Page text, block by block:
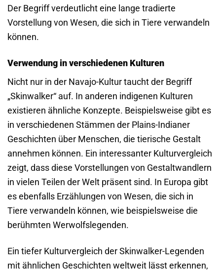
Der Begriff verdeutlicht eine lange tradierte
Vorstellung von Wesen, die sich in Tiere verwandeln
können.
Verwendung in verschiedenen Kulturen
Nicht nur in der Navajo-Kultur taucht der Begriff
„Skinwalker“ auf. In anderen indigenen Kulturen
existieren ähnliche Konzepte. Beispielsweise gibt es
in verschiedenen Stämmen der Plains-Indianer
Geschichten über Menschen, die tierische Gestalt
annehmen können. Ein interessanter Kulturvergleich
zeigt, dass diese Vorstellungen von Gestaltwandlern
in vielen Teilen der Welt präsent sind. In Europa gibt
es ebenfalls Erzählungen von Wesen, die sich in
Tiere verwandeln können, wie beispielsweise die
berühmten Werwolfslegenden.
Ein tiefer Kulturvergleich der Skinwalker-Legenden
mit ähnlichen Geschichten weltweit lässt erkennen,